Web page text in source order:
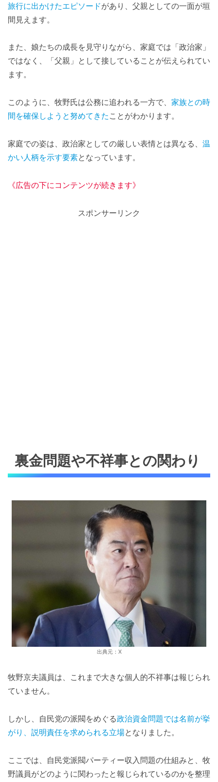
旅行に出かけたエピソードがあり、父親としての一面が垣
間見えます。
また、娘たちの成長を見守りながら、家庭では「政治家」
ではなく、「父親」として接していることが伝えられてい
ます。
このように、牧野氏は公務に追われる一方で、 家族との時
間を確保しようと努めてきた ことがわかります。
家庭での姿は、政治家としての厳しい表情とは異なる、 温
かい人柄を示す要素となっています。
《広告の下にコンテンツが続きます》
スポンサーリンク
裏金問題や不祥事との関わり
出典元：X
牧野京夫議員は、これまで大きな個人的不祥事は報じられ
ていません。
しかし、自民党の派閥をめぐる政治資金問題では名前が挙
がり、説明責任を求められる立場となりました。
ここでは、自民党派閥パーティー収入問題の仕組みと、牧
野議員がどのように関わったと報じられているのかを整理